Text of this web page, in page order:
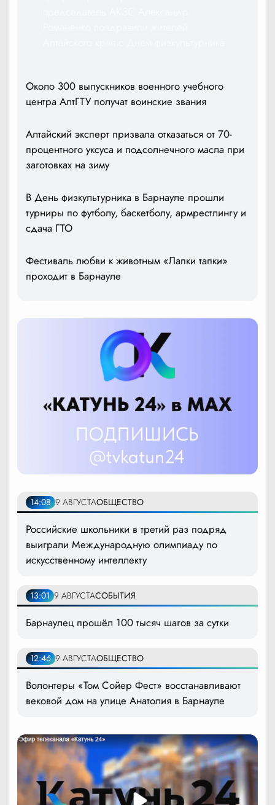
Около 300 выпускников военного учебного
центра АлтГТУ получат воинские звания
Алтайский эксперт призвала отказаться от 70-
процентного уксуса и подсолнечного масла при
заготовках на зиму
В День физкультурника в Барнауле прошли
турниры по футболу, баскетболу, армрестлингу и
сдача ГТО
Фестиваль любви к животным «Лапки тапки»
проходит в Барнауле
14:08 9 АВГУСТАОБЩЕСТВО
Российские школьники в третий раз подряд
выиграли Международную олимпиаду по
искусственному интеллекту
13:01 9 АВГУСТАСОБЫТИЯ
Барнаулец прошёл 100 тысяч шагов за сутки
12:46 9 АВГУСТАОБЩЕСТВО
Волонтеры «Том Сойер Фест» восстанавливают
вековой дом на улице Анатолия в Барнауле